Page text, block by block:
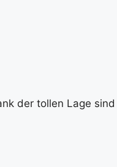
der tollen Lage